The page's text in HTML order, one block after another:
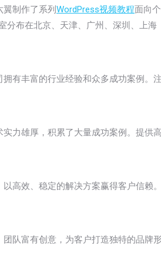
翼制作了系列 WordPress视频教程面向
布在北京、天津、广州、深圳、上海
有丰富的行业经验和众多成功案例。
力雄厚，积累了大量成功案例。提供
高效、稳定的解决方案赢得客户信赖
队富有创意，为客户打造独特的品牌